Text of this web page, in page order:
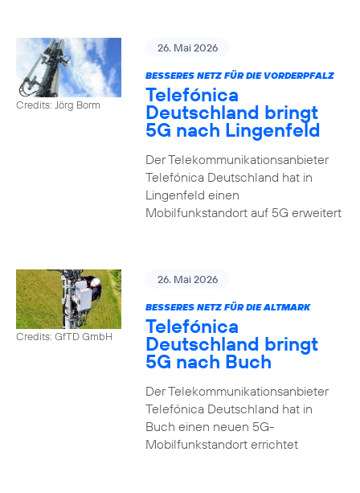
Credits: Jörg Borm
26. Mai 2026
BESSERES NETZ FÜR DIE VORDERPFALZ
Telefónica
Deutschland bringt
5G nach Lingenfeld
Der Telekommunikationsanbieter
Telefónica Deutschland hat in
Lingenfeld einen
Mobilfunkstandort auf 5G erweitert
Credits: GfTD GmbH
26. Mai 2026
BESSERES NETZ FÜR DIE ALTMARK
Telefónica
Deutschland bringt
5G nach Buch
Der Telekommunikationsanbieter
Telefónica Deutschland hat in
Buch einen neuen 5G-
Mobilfunkstandort errichtet